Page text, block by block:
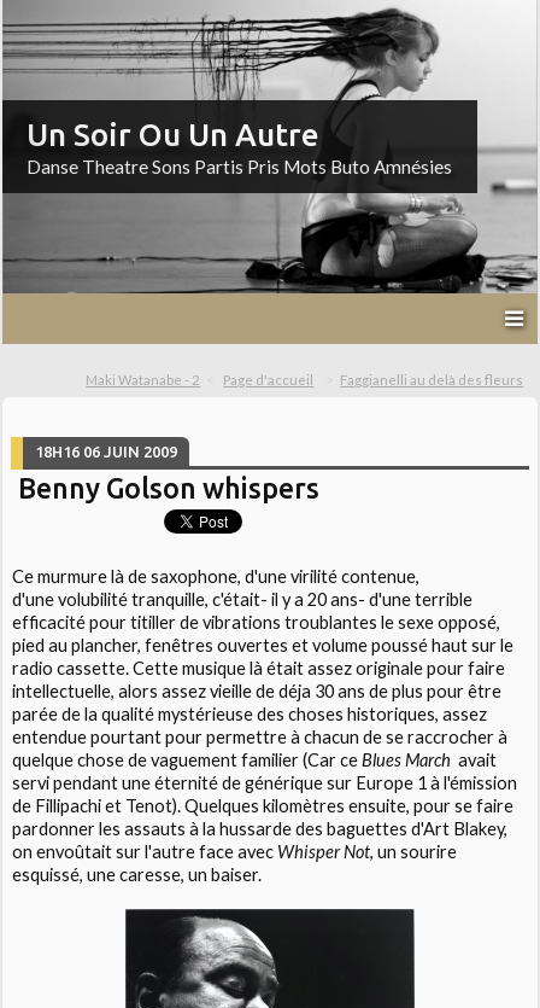
Un Soir Ou Un Autre
Danse Theatre Sons Partis Pris Mots Buto Amnésies
Maki Watanabe - 2 Page d'accueil Faggianelli au delà des fleurs
18H16 06 JUIN 2009
Benny Golson whispers
Ce murmure là de saxophone, d'une virilité contenue,
d'une volubilité tranquille, c'était- il y a 20 ans- d'une terrible
efficacité pour titiller de vibrations troublantes le sexe opposé,
pied au plancher, fenêtres ouvertes et volume poussé haut sur le
radio cassette. Cette musique là était assez originale pour faire
intellectuelle, alors assez vieille de déja 30 ans de plus pour être
parée de la qualité mystérieuse des choses historiques, assez
entendue pourtant pour permettre à chacun de se raccrocher à
quelque chose de vaguement familier (Car ceBlues March avait
servi pendant une éternité de générique sur Europe 1 à l'émission
de Fillipachi et Tenot). Quelques kilomètres ensuite, pour se faire
pardonner les assauts à la hussarde des baguettes d'Art Blakey,
on envoûtait sur l'autre face avec Whisper Not, un sourire
esquissé, une caresse, un baiser.